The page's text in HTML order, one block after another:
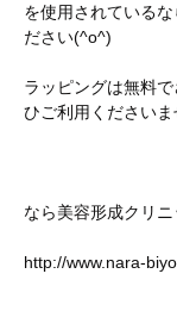
を使用されている
ださい(^o^)
ラッピングは無料
ひご利用ください
なら美容形成クリニ
http://